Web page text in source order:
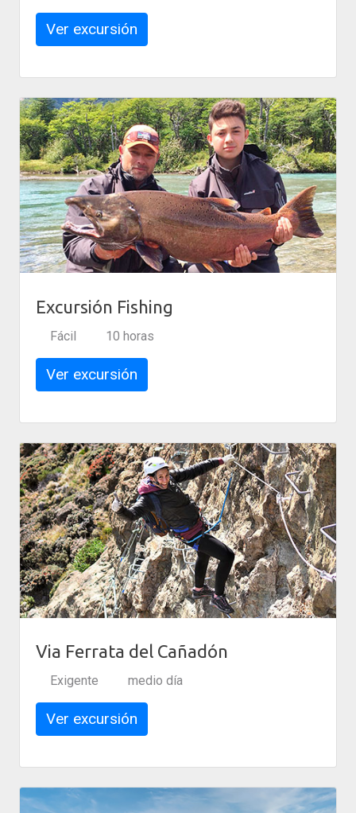
Ver excursión
Excursión Fishing
Fácil 10 horas
Ver excursión
Via Ferrata del Cañadón
Exigente medio día
Ver excursión